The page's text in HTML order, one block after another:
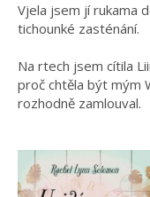
Vjela jsem jí rukama
tichounké zasténání.
Na rtech jsem cítila
proč chtěla být mým
rozhodně zamlouval.